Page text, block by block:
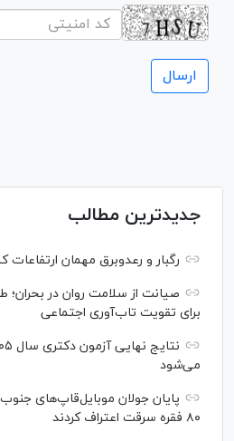
جدیدترین مطالب
رگبار و رعدوبرق مهمان
صیانت از سلامت روان در بحران؛
برای تقویت تاب‌آوری اجتماعی
می‌شود
۸۰ فقره سرقت اعتراف کردند